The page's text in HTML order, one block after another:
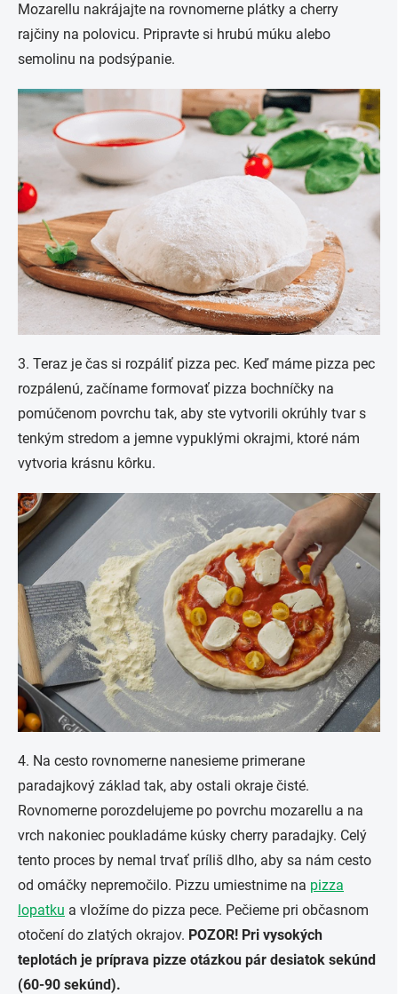
Mozarellu nakrájajte na rovnomerne plátky a cherry
rajčiny na polovicu. Pripravte si hrubú múku alebo
semolinu na podsýpanie.
3. Teraz je čas si rozpáliť pizza pec. Keď máme pizza pec
rozpálenú, začíname formovať pizza bochníčky na
pomúčenom povrchu tak, aby ste vytvorili okrúhly tvar s
tenkým stredom a jemne vypuklými okrajmi, ktoré nám
vytvoria krásnu kôrku.
4. Na cesto rovnomerne nanesieme primerane
paradajkový základ tak, aby ostali okraje čisté.
Rovnomerne porozdelujeme po povrchu mozarellu a na
vrch nakoniec poukladáme kúsky cherry paradajky. Celý
tento proces by nemal trvať príliš dlho, aby sa nám cesto
od omáčky nepremočilo. Pizzu umiestnime na pizza
lopatku a vložíme do pizza pece. Pečieme pri občasnom
otočení do zlatých okrajov. POZOR! Pri vysokých
teplotách je príprava pizze otázkou pár desiatok sekúnd
(60-90 sekúnd).